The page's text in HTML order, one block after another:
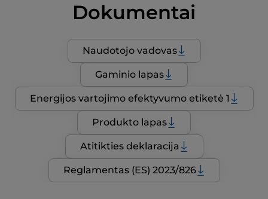
Dokumentai
Naudotojo vadovas
Gaminio lapas
Energijos vartojimo efektyvumo etiketė 1
Produkto lapas
Atitikties deklaracija
Reglamentas (ES) 2023/826